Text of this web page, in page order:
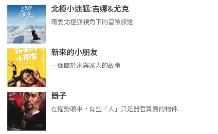
北極小迷狐:吉娜&尤克
兩隻北極狐視角下的冒險旅途
新來的小朋友
一個關於家與家人的故事
器子
在權勢眼中，有些「人」只是器官買賣的物件...